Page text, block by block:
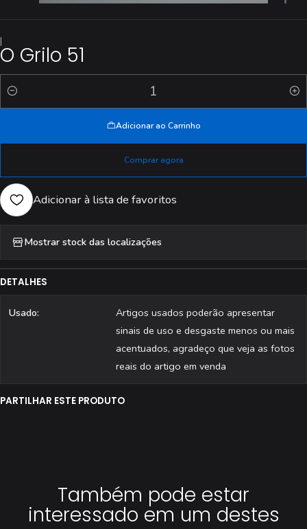
|
O Grilo 51
Quantidade
Adicionar ao Carrinho
Comprar agora
Adicionar à lista de favoritos
Mostrar stock das localizações
DETALHES
Usado:
Artigos usados poderão apresentar
sinais de uso e desgaste menos ou mais
acentuados, agradeço que veja as fotos
reais do artigo em venda
PARTILHAR ESTE PRODUTO
Também pode estar
interessado em um destes